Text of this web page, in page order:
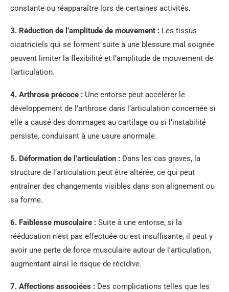
constante ou réapparaître lors de certaines activités.
3. Réduction de l’amplitude de mouvement : Les tissus
cicatriciels qui se forment suite à une blessure mal soignée
peuvent limiter la flexibilité et l’amplitude de mouvement de
l’articulation.
4. Arthrose précoce : Une entorse peut accélérer le
développement de l’arthrose dans l’articulation concernée si
elle a causé des dommages au cartilage ou si l’instabilité
persiste, conduisant à une usure anormale.
5. Déformation de l’articulation : Dans les cas graves, la
structure de l’articulation peut être altérée, ce qui peut
entraîner des changements visibles dans son alignement ou
sa forme.
6. Faiblesse musculaire : Suite à une entorse, si la
rééducation n’est pas effectuée ou est insuffisante, il peut y
avoir une perte de force musculaire autour de l’articulation,
augmentant ainsi le risque de récidive.
7. Affections associées : Des complications telles que les